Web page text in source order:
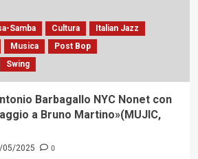
Samba Cultura
Italian Jazz
Musica
Post Bop
Swing
Barbagallo NYC Nonet con
a Bruno Martino»(MUJIC,
05/2025
0